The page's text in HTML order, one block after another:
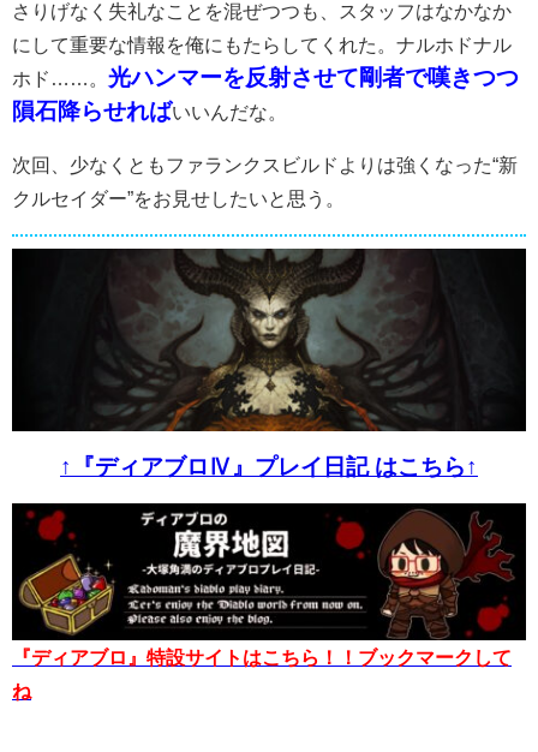
さりげなく失礼なことを混ぜつつも、スタッフはなかなか
にして重要な情報を俺にもたらしてくれた。ナルホドナル
ホド……。 光ハンマーを反射させて剛者で嘆きつつ
隕石降らせればいいんだな。
次回、少なくともファランクスビルドよりは強くなった“新
クルセイダー”をお見せしたいと思う。
↑『ディアブロⅣ』プレイ日記 はこちら↑
『ディアブロ』特設サイトはこちら！！ブックマークして
ね